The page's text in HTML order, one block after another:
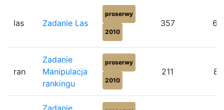
las Zadanie Las
proserwy
2010
357
ran
Zadanie
Manipulacja
rankingu
proserwy
2010
211
Zadanie